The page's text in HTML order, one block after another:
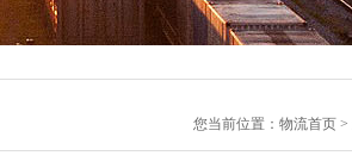
您当前位置： 物流首页 >